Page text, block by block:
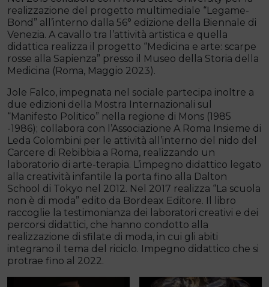
realizzazione del progetto multimediale “Legame-
Bond” all’interno dalla 56° edizione della Biennale di
Venezia. A cavallo tra l’attività artistica e quella
didattica realizza il progetto “Medicina e arte: scarpe
rosse alla Sapienza” presso il Museo della Storia della
Medicina (Roma, Maggio 2023).
Jole Falco, impegnata nel sociale partecipa inoltre a
due edizioni della Mostra Internazionali sul
“Manifesto Politico” nella regione di Mons (1985
-1986); collabora con l’Associazione A Roma Insieme di
Leda Colombini per le attività all’interno del nido del
Carcere di Rebibbia a Roma, realizzando un
laboratorio di arte-terapia. L’impegno didattico legato
alla creatività infantile la porta fino alla Dalton
School di Tokyo nel 2012. Nel 2017 realizza “La scuola
non è di moda” edito da Bordeax Editore. Il libro
raccoglie la testimonianza dei laboratori creativi e dei
percorsi didattici, che hanno condotto alla
realizzazione di sfilate di moda, in cui gli abiti
integrano il tema del riciclo. Impegno didattico che si
protrae fino al 2022.